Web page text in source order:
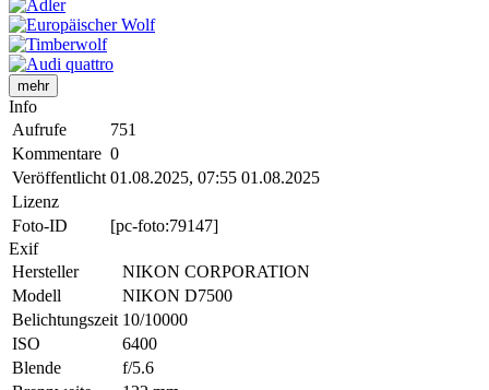
mehr
Info
Aufrufe
751
Kommentare 0
Veröffentlicht 01.08.2025, 07:55 01.08.2025
Lizenz
Foto-ID
[pc-foto:79147]
Exif
Hersteller
NIKON CORPORATION
Modell
NIKON D7500
Belichtungszeit 10/10000
ISO
6400
Blende
f/5.6